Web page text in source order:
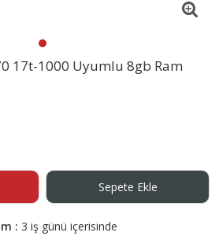
17t-1000 Uyumlu 8gb Ram
Sepete Ekle
: 3 iş günü içerisinde